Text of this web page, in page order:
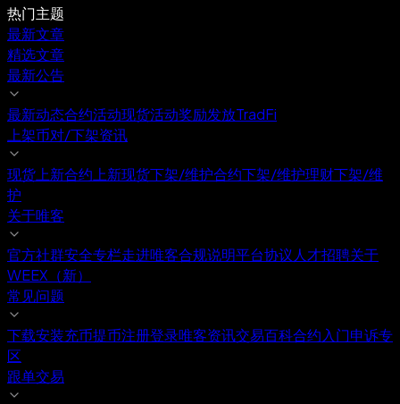
热门主题
最新文章
精选文章
最新公告
最新动态合约活动现货活动奖励发放TradFi
上架币对/下架资讯
现货上新合约上新现货下架/维护合约下架/维护理财下架/维
护
关于唯客
官方社群安全专栏走进唯客合规说明平台协议人才招聘关于
WEEX（新）
常见问题
下载安装充币提币注册登录唯客资讯交易百科合约入门申诉专
区
跟单交易